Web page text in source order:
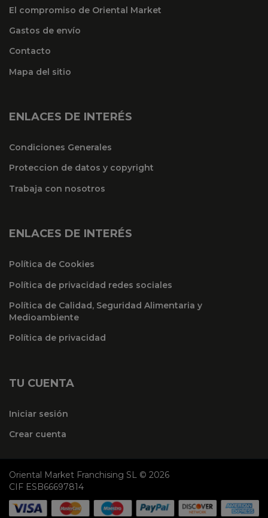
El compromiso de Oriental Market
Gastos de envío
Contacto
Mapa del sitio
ENLACES DE INTERÉS
Condiciones Generales
Proteccion de datos y copyright
Trabaja con nosotros
ENLACES DE INTERÉS
Política de Cookies
Política de privacidad redes sociales
Política de Calidad, Seguridad Alimentaria y
Medioambiente
Política de privacidad
TU CUENTA
Iniciar sesión
Crear cuenta
Oriental Market Franchising SL © 2026
CIF ESB66697814